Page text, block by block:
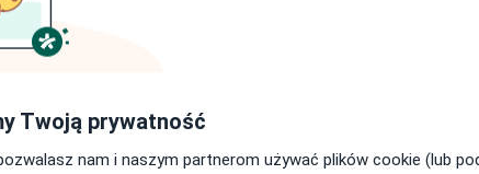
350 zł
Twoją prywatność
nam i naszym partnerom używać plików cookie (lub